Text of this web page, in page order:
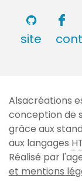
site
Alsacréations
conception de
grâce aux
aux langages
Réalisé par
et mentions